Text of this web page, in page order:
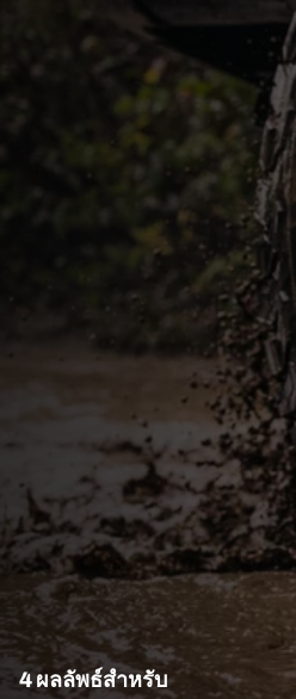
4 ผลลัพธ์สำหรับ